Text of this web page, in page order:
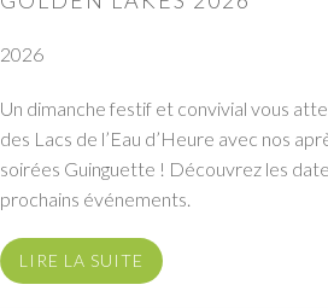
2026
Un dimanche festif et convivial vous
des Lacs de l’Eau d’Heure avec nos
soirées Guinguette ! Découvrez les
prochains événements.
LIRE LA SUITE